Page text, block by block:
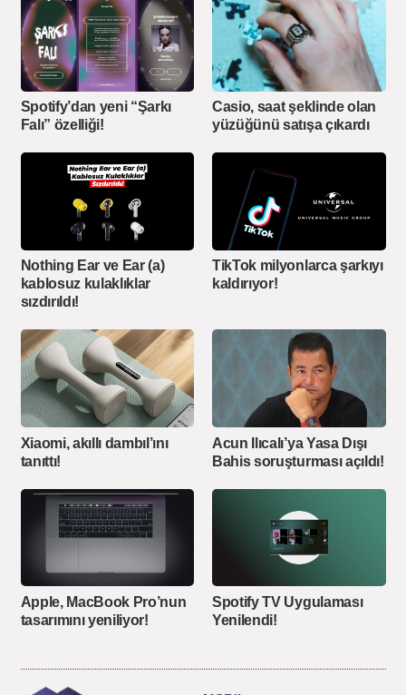
Spotify’dan yeni “Şarkı
Falı” özelliği!
Casio, saat şeklinde olan
yüzüğünü satışa çıkardı
Nothing Ear ve Ear (a)
kablosuz kulaklıklar
sızdırıldı!
TikTok milyonlarca şarkıyı
kaldırıyor!
Xiaomi, akıllı dambıl’ını
tanıttı!
Acun Ilıcalı’ya Yasa Dışı
Bahis soruşturması açıldı!
Apple, MacBook Pro’nun
tasarımını yeniliyor!
Spotify TV Uygulaması
Yenilendi!